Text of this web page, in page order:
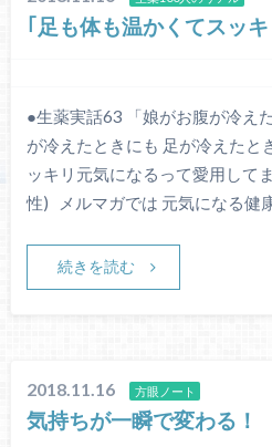
｢足も体も温かくてスッキ
●生薬実話63 「娘がお腹が冷え
が冷えたときにも 足が冷えたと
ッキリ元気になるって愛用し
性) メルマガでは 元気になる健
続きを読む
2018.11.16 方眼ノート
気持ちが一瞬で変わる！